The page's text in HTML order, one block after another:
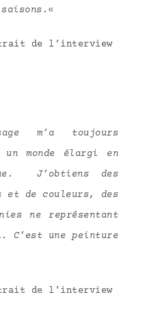
«
de l’interview
m’a toujours
un monde élargi en
J’obtiens des
et de couleurs, des
ne représentant
C’est une peinture
de l’interview